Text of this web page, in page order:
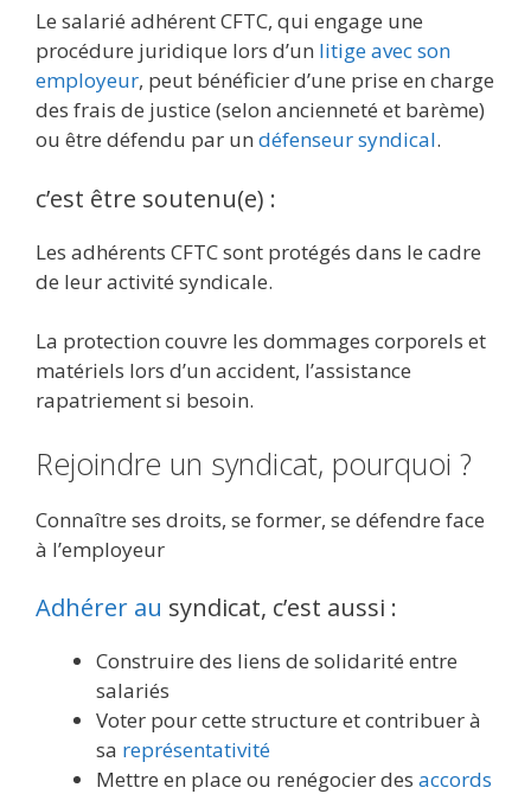
Le salarié adhérent CFTC, qui engage une
procédure juridique lors d’un litige avec son
employeur, peut bénéficier d’une prise en charge
des frais de justice (selon ancienneté et barème)
ou être défendu par un défenseur syndical.
c’est être soutenu(e) :
Les adhérents CFTC sont protégés dans le cadre
de leur activité syndicale.
La protection couvre les dommages corporels et
matériels lors d’un accident, l’assistance
rapatriement si besoin.
Rejoindre un syndicat, pourquoi ?
Connaître ses droits, se former, se défendre face
à l’employeur
Adhérer au syndicat, c’est aussi :
Construire des liens de solidarité entre
salariés
Voter pour cette structure et contribuer à
sa représentativité
Mettre en place ou renégocier des accords